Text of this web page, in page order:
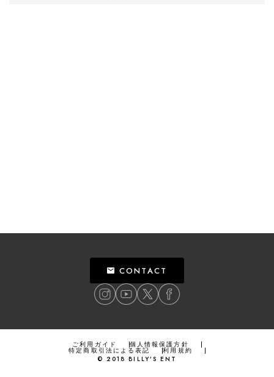
CONTACT
ご利用ガイド 個人情報保護方針
特定商取引法による表記
利用規約
© 2018 BILLY’S ENT